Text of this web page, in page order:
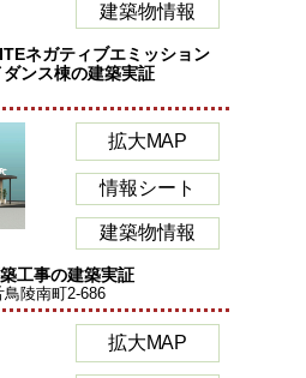
建築物情報
ネガティブエミッション
ンス棟の建築実証
拡大MAP
情報シート
建築物情報
工事の建築実証
陵南町2-686
拡大MAP